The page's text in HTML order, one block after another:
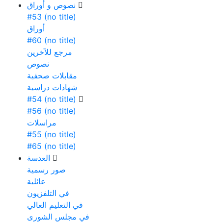
#53 (no title)
أوراق
#60 (no title)
مرجع للآخرين
نصوص
مقابلات صحفية
شهادات دراسية
#54 (no title)
#56 (no title)
مراسلات
#55 (no title)
#65 (no title)
صور رسمية
عائلية
في التلفزيون
في التعليم العالي
في مجلس الشورى